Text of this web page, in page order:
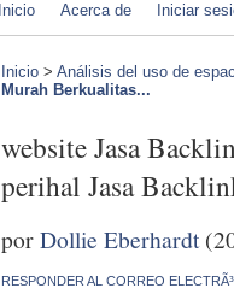
Inicio Acerca de Iniciar
Inicio > Análisis del uso de
Murah Berkualitas...
website Jasa
perihal Jasa
porDollie Eberhardt
RESPONDER AL CORREO